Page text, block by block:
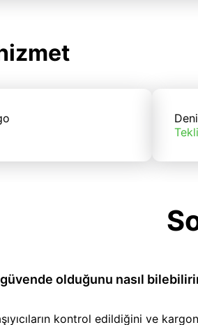
güvende olduğunu nasıl
kontrol edildiğini ve